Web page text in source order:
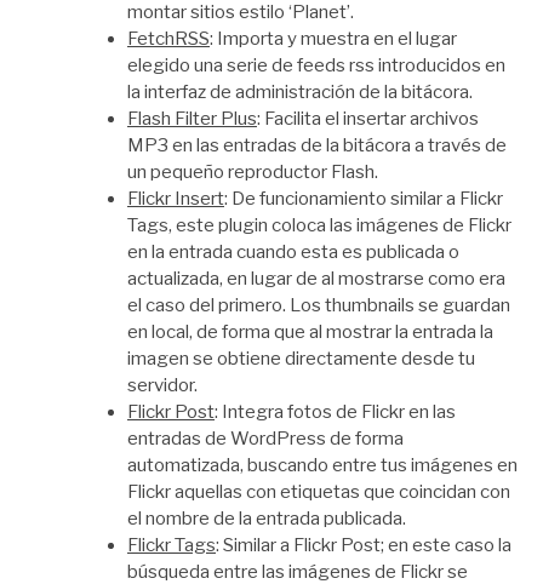
montar sitios estilo ‘Planet’.
FetchRSS: Importa y muestra en el lugar
elegido una serie de feeds rss introducidos en
la interfaz de administración de la bitácora.
Flash Filter Plus: Facilita el insertar archivos
MP3 en las entradas de la bitácora a través de
un pequeño reproductor Flash.
Flickr Insert: De funcionamiento similar a Flickr
Tags, este plugin coloca las imágenes de Flickr
en la entrada cuando esta es publicada o
actualizada, en lugar de al mostrarse como era
el caso del primero. Los thumbnails se guardan
en local, de forma que al mostrar la entrada la
imagen se obtiene directamente desde tu
servidor.
Flickr Post: Integra fotos de Flickr en las
entradas de WordPress de forma
automatizada, buscando entre tus imágenes en
Flickr aquellas con etiquetas que coincidan con
el nombre de la entrada publicada.
Flickr Tags: Similar a Flickr Post; en este caso la
búsqueda entre las imágenes de Flickr se